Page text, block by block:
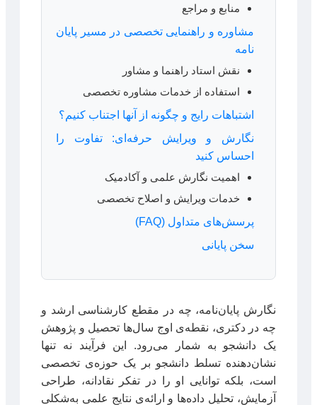
منابع و مراجع
مشاوره و راهنمایی تخصصی در مسیر پایان
نامه
نقش استاد راهنما و مشاور
استفاده از خدمات مشاوره تخصصی
اشتباهات رایج و چگونه از آنها اجتناب کنیم؟
نگارش و ویرایش حرفه‌ای: تفاوت را
احساس کنید
اهمیت نگارش علمی و آکادمیک
خدمات ویرایش و اصلاح تخصصی
پرسش‌های متداول (FAQ)
سخن پایانی
نگارش پایان‌نامه، چه در مقطع کارشناسی ارشد و
چه در دکتری، نقطه‌ی اوج سال‌ها تحصیل و پژوهش
یک دانشجو به شمار می‌رود. این فرآیند نه تنها
نشان‌دهنده تسلط دانشجو بر یک حوزه‌ی تخصصی
است، بلکه توانایی او را در تفکر نقادانه، طراحی
آزمایش، تحلیل داده‌ها و ارائه‌ی نتایج علمی به‌شکلی